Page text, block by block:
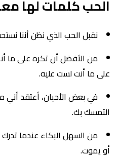
الحب كلمات لها
نقبل الحب الذي نظن أننا
من الأفضل أن تكره على ما
على ما أنت لست عليه.
في بعض الأحيان، أعتقد
التمسك بك.
من السهل البكاء عندما
أو يموت.